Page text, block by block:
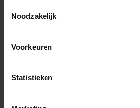
Noodzakelijk
Voorkeuren
Statistieken